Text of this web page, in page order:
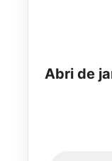
Abri de